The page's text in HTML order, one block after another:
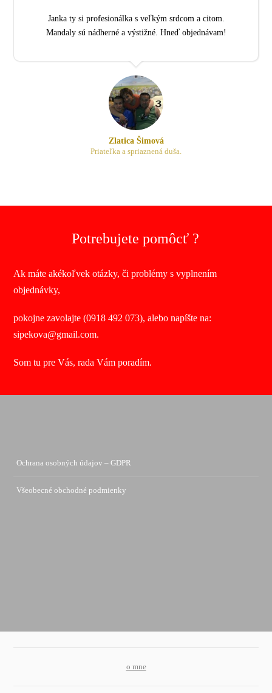
Janka ty si profesionálka s veľkým srdcom a citom.
Mandaly sú nádherné a výstižné. Hneď objednávam!
Zlatica Šimová
Priateľka a spriaznená duša.
Potrebujete pomôcť ?
Ak máte akékoľvek otázky, či problémy s vyplnením
objednávky,
pokojne zavolajte (0918 492 073), alebo napíšte na:
sipekova@gmail.com.
Som tu pre Vás, rada Vám poradím.
Ochrana osobných údajov – GDPR
Všeobecné obchodné podmienky
o mne